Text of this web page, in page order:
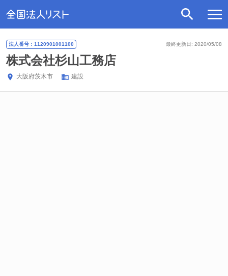
最終更新日: 2020/05/08
法人番号：1120901001100
株式会社杉山工務店
大阪府茨木市 建設